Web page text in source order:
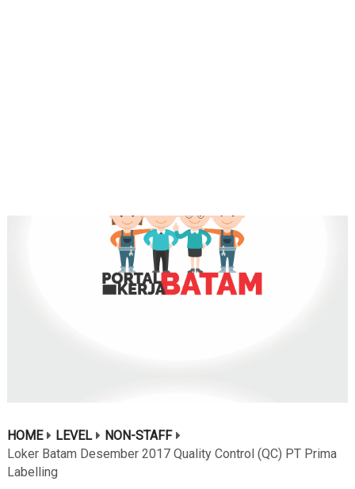
HOME LEVEL
NON-STAFF
Loker Batam Desember 2017 Quality Control (QC) PT Prima
Labelling